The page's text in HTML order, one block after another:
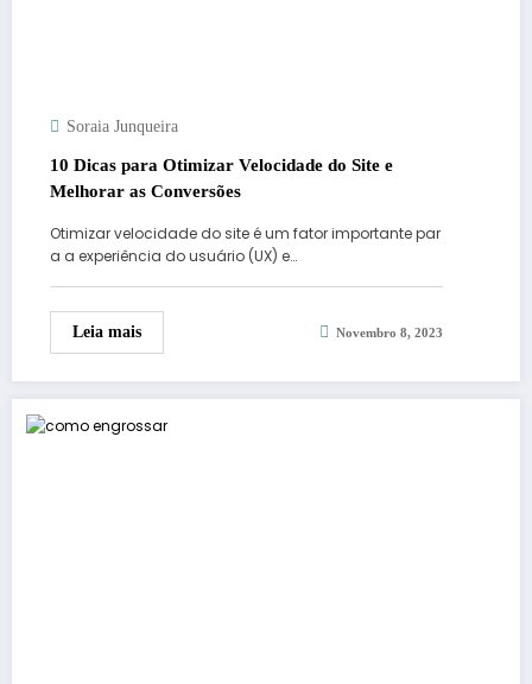
Soraia Junqueira
10 Dicas para Otimizar Velocidade do Site e
Melhorar as Conversões
Otimizar velocidade do site é um fator importante par
a a experiência do usuário (UX) e…
Leia mais Novembro 8, 2023